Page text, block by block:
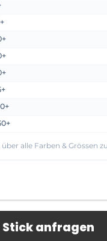
über alle Farben & Grössen
anfragen